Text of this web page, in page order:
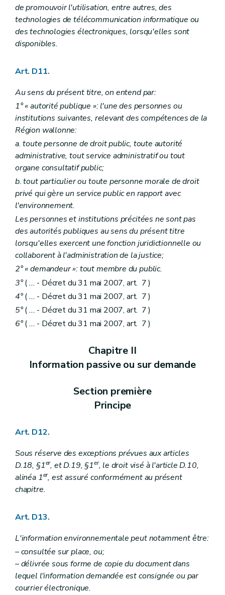
Art. R 83
Art. R 84
Art. R 85
Chapitre VIII Dispositions abrogatoires et transitoires
Art. R 86
Chapitre premier
Art. R 88
Art. R 89
Art. R 90
Art. R 91
Art. R 92
Art. R 93
Chapitre II
Formation des agents visés à l'article D. 140, §§2 et 3 – AGW du 5 décembre 2008, art. 1
Art. R 94
Chapitre III Modalités relatives au prélèvement des échantillons, à l'exécution des analyses et aux règles d'agrément des laboratoires – AGW du 5 décembre 2008, art. 1
Section première Echantillonnage – AGW du 5 décembre 2008, art. 1
Art. R 95
Art. R 96
Art. R 97
Art. R 98
Art. R 99
Art. R 100
Section 2 Agrément des laboratoires – AGW du 5 décembre 2008, art. 1
Art. R 101
Art. R 102
Art. R 104
Art. R 105
Section 3
Protocoles d'analyse – AGW du 5 décembre 2008, art. 1
Art. R 106
Art. R 107
Art. R 109
Art. R 111
Art. R 113
Modalités relatives aux amendes administratives – AGW du 5 décembre 2008, art. 1
Chapitre VI
Art. R 116
Annexe
Annexe
Annexe
Annexe
de promouvoir l'utilisation, entre autres, des
technologies de télécommunication informatique ou
des technologies électroniques, lorsqu'elles sont
disponibles.
Art. D11.
Au sens du présent titre, on entend par:
1° « autorité publique »: l'une des personnes ou
institutions suivantes, relevant des compétences de la
Région wallonne:
a. toute personne de droit public, toute autorité
administrative, tout service administratif ou tout
organe consultatif public;
b. tout particulier ou toute personne morale de droit
privé qui gère un service public en rapport avec
l'environnement.
Les personnes et institutions précitées ne sont pas
des autorités publiques au sens du présent titre
lorsqu'elles exercent une fonction juridictionnelle ou
collaborent à l'administration de la justice;
2° « demandeur »: tout membre du public.
3°(... - Décret du 31 mai 2007, art. 7 )
4°(... - Décret du 31 mai 2007, art. 7 )
5°(... - Décret du 31 mai 2007, art. 7 )
6°(... - Décret du 31 mai 2007, art. 7 )
Chapitre II
Information passive ou sur demande
Section première
Principe
Art. D12.
Sous réserve des exceptions prévues aux articles
D.18, §1er, et D.19, §1er, le droit visé à l'article D.10,
alinéa 1er, est assuré conformément au présent
chapitre.
Art. D13.
L'information environnementale peut notamment être:
– consultée sur place, ou;
– délivrée sous forme de copie du document dans
lequel l'information demandée est consignée ou par
courrier électronique.